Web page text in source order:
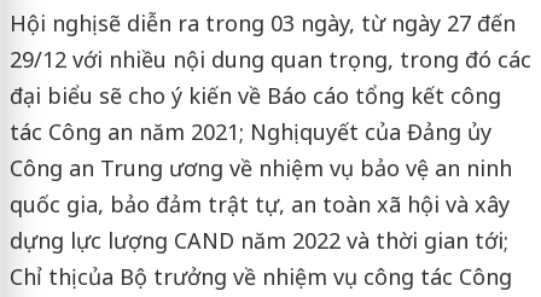
Hội nghị sẽ diễn ra trong 03 ngày, từ ngày 27 đến
29/12 với nhiều nội dung quan trọng, trong đó các
đại biểu sẽ cho ý kiến về Báo cáo tổng kết công
tác Công an năm 2021; Nghị quyết của Đảng ủy
Công an Trung ương về nhiệm vụ bảo vệ an ninh
quốc gia, bảo đảm trật tự, an toàn xã hội và xây
dựng lực lượng CAND năm 2022 và thời gian tới;
Chỉ thị của Bộ trưởng về nhiệm vụ công tác Công